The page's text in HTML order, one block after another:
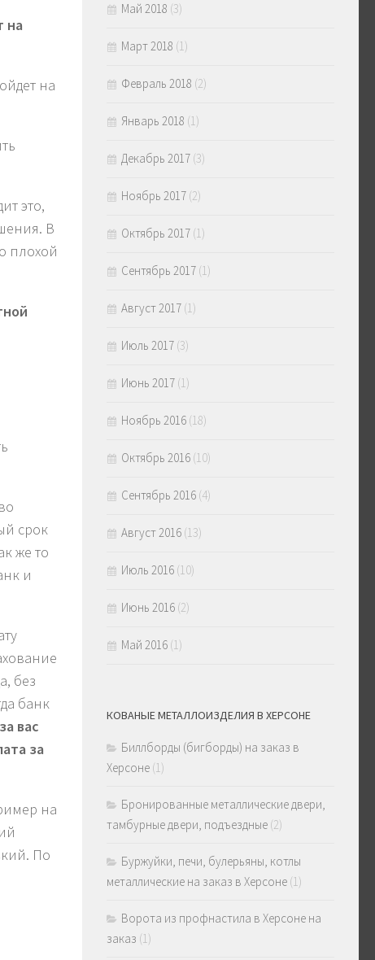
на
на
это,
В
плохой
срок
же то
и
без
банк
вас
за
на
По
Май 2018 (3)
Март 2018 (1)
Февраль 2018 (2)
Январь 2018 (1)
Декабрь 2017 (3)
Ноябрь 2017 (2)
Октябрь 2017 (1)
Сентябрь 2017 (1)
Август 2017 (1)
Июль 2017 (3)
Июнь 2017 (1)
Ноябрь 2016 (18)
Октябрь 2016 (10)
Сентябрь 2016 (4)
Август 2016 (13)
Июль 2016 (10)
Июнь 2016 (2)
Май 2016 (1)
КОВАНЫЕ МЕТАЛЛОИЗДЕЛИЯ В ХЕРСОНЕ
Биллборды (бигборды) на заказ в
Херсоне (1)
Бронированные металлические двери,
тамбурные двери, подъездные (2)
Буржуйки, печи, булерьяны, котлы
металлические на заказ в Херсоне (1)
Ворота из профнастила в Херсоне на
заказ (1)